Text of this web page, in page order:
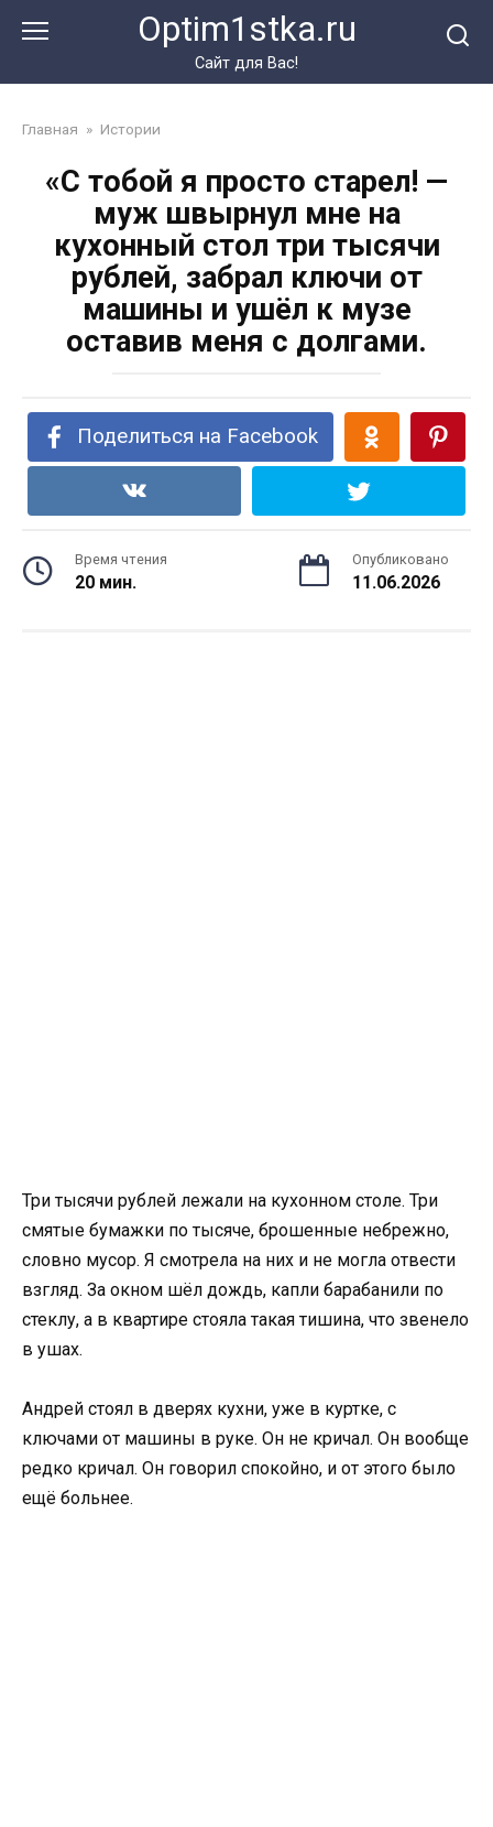
Optim1stka.ru
Сайт для Вас!
Главная » Истории
«С тобой я просто старел! —
муж швырнул мне на
кухонный стол три тысячи
рублей, забрал ключи от
машины и ушёл к музе
оставив меня с долгами.
Поделиться на Facebook
Время чтения
20 мин.
Опубликовано
11.06.2026
Три тысячи рублей лежали на кухонном столе. Три
смятые бумажки по тысяче, брошенные небрежно,
словно мусор. Я смотрела на них и не могла отвести
взгляд. За окном шёл дождь, капли барабанили по
стеклу, а в квартире стояла такая тишина, что звенело
в ушах.
Андрей стоял в дверях кухни, уже в куртке, с
ключами от машины в руке. Он не кричал. Он вообще
редко кричал. Он говорил спокойно, и от этого было
ещё больнее.